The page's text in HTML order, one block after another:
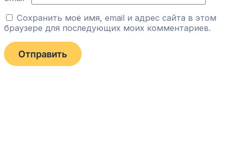
Сохранить моё имя, email и адрес сайта в этом
браузере для последующих моих комментариев.